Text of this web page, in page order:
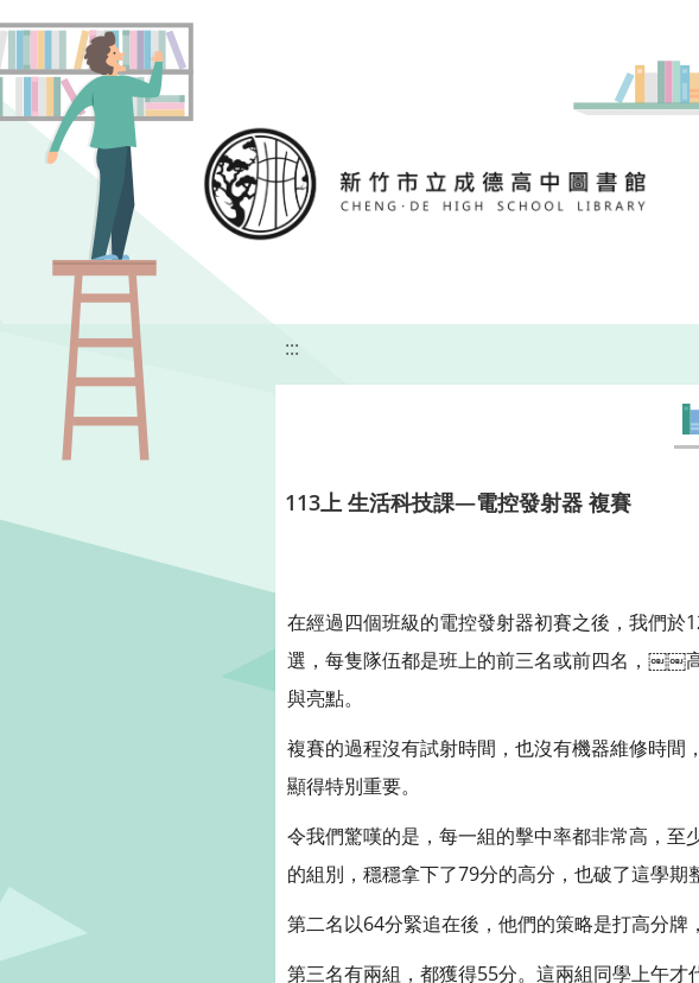
:::
113上 生活科技課—電控發射器 複賽
在經過四個班級的電控發射器初賽之後，我們
選，每隻隊伍都是班上的前三名或前四名，￼￼
與亮點。
複賽的過程沒有試射時間，也沒有機器維修時
顯得特別重要。
令我們驚嘆的是，每一組的擊中率都非常高，至
的組別，穩穩拿下了79分的高分，也破了這學期
第二名以64分緊追在後，他們的策略是打高分牌
第三名有兩組，都獲得55分。這兩組同學上午